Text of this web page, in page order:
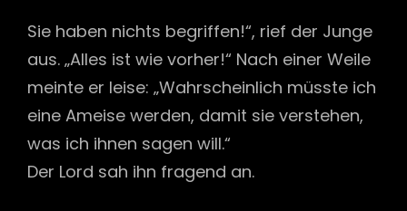
Sie haben nichts begriffen!“, rief der Junge
aus. „Alles ist wie vorher!“ Nach einer Weile
meinte er leise: „Wahrscheinlich müsste ich
eine Ameise werden, damit sie verstehen,
was ich ihnen sagen will.“
Der Lord sah ihn fragend an.